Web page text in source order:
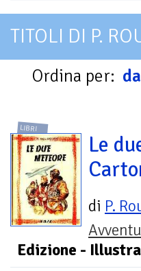
TITOLI DI P.
Ordina per:
LIBRI
Le
di P.
Edizione -